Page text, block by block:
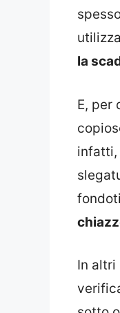
la
E, per
infatti,
In altri